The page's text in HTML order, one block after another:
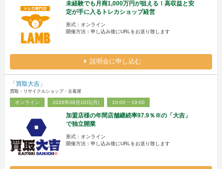
未経験でも月商1,000万円が狙える！高収益と安
定が手に入るトレカショップ経営
形式：オンライン
開催方法：申し込み後にURLをお送り致します
説明会に申し込む
「買取大吉」
買取・リサイクルショップ・古着屋
オンライン 2026年08月10日(月) 10:00 ~ 19:00
加盟店様の年間店舗継続率97.9％※の「大吉」
で独立開業
形式：オンライン
開催方法：申し込み後にURLをお送り致します